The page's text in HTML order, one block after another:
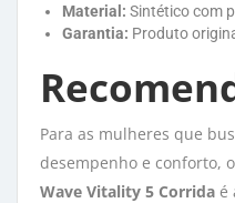
Material: Sintético com
Garantia: Produto
Para as mulheres que
desempenho e conforto, o
Wave Vitality 5 Corrida é